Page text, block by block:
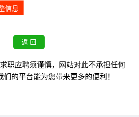
信息
职应聘须谨慎，网站对此不承担任何
的平台能为您带来更多的便利！